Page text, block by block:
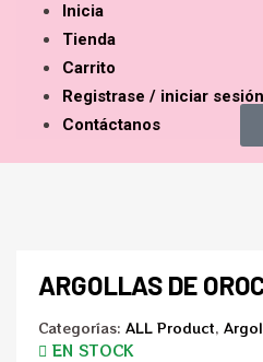
Inicia
Tienda
Carrito
Registrase / iniciar sesión
Contáctanos
ARGOLLAS DE
Categorías: ALL Product,
EN STOCK